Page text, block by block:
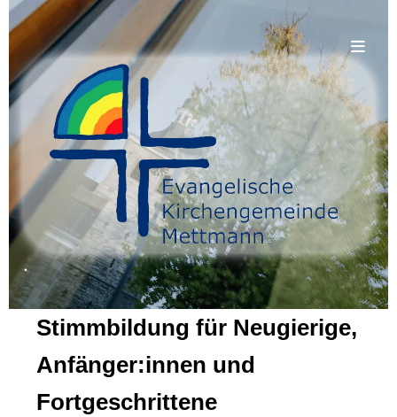
.
Stimmbildung für Neugierige,
Anfänger:innen und
Fortgeschrittene